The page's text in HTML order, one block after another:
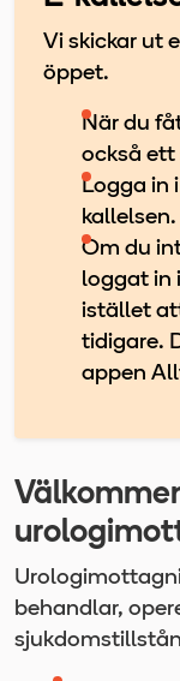
Vi skickar ut
öppet.
När du
också ett
Logga in
kallelsen.
Om du
loggat in
istället
tidigare.
appen
behandlar,